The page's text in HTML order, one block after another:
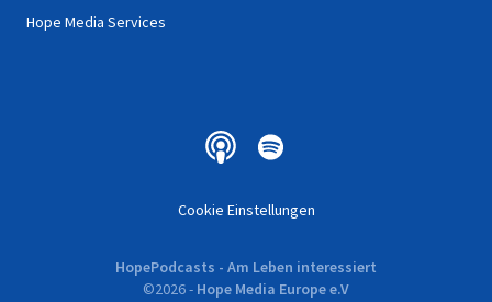
Hope Media Services
Cookie Einstellungen
HopePodcasts - Am Leben interessiert
©2026- Hope Media Europe e.V